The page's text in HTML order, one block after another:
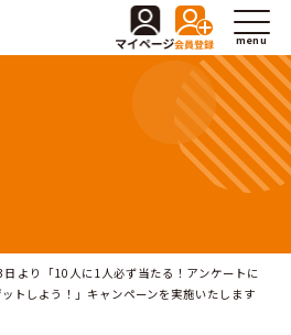
menu
より「10人に1人必ず当たる！アンケートに
トしよう！」キャンペーンを実施いたします